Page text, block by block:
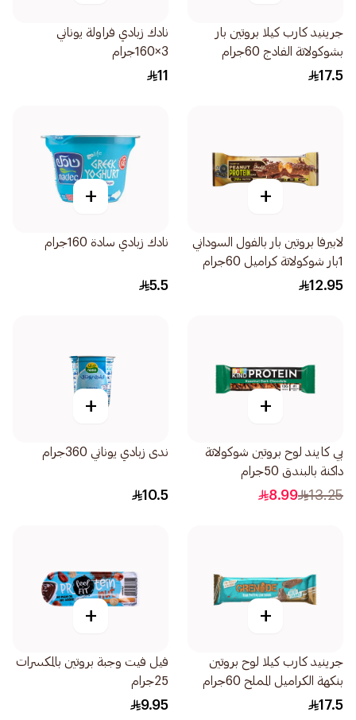
جرينيد كارب كيلا بروتين بار
بشوكولاتة الفادج 60جرام
17.5
نادك زبادي فراولة يوناني
3×160جرام
11
+
لابيرفا بروتين بار بالفول السوداني
1بار شوكولاتة كراميل 60جرام
12.95
+
نادك زبادي سادة 160جرام
5.5
+
بي كايند لوح بروتين شوكولاتة
داكنة بالبندق 50جرام
13.25
8.99
+
ندى زبادي يوناني 360جرام
10.5
+
جرينيد كارب كيلا لوح بروتين
بنكهة الكراميل المملح 60جرام
17.5
+
فيل فيت وجبة بروتين بالمكسرات
25جرام
9.95